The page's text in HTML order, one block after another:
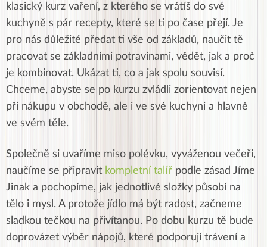
klasický kurz vaření, z kterého se vrátíš do své
kuchyně s pár recepty, které se ti po čase přejí. Je
pro nás důležité předat ti vše od základů, naučit tě
pracovat se základními potravinami, vědět, jak a proč
je kombinovat. Ukázat ti, co a jak spolu souvisí.
Chceme, abyste se po kurzu zvládli zorientovat nejen
při nákupu v obchodě, ale i ve své kuchyni a hlavně
ve svém těle.
Společně si uvaříme miso polévku, vyváženou večeři,
naučíme se připravit kompletní talíř podle zásad Jíme
Jinak a pochopíme, jak jednotlivé složky působí na
tělo i mysl. A protože jídlo má být radost, začneme
sladkou tečkou na přivítanou. Po dobu kurzu tě bude
doprovázet výběr nápojů, které podporují trávení a